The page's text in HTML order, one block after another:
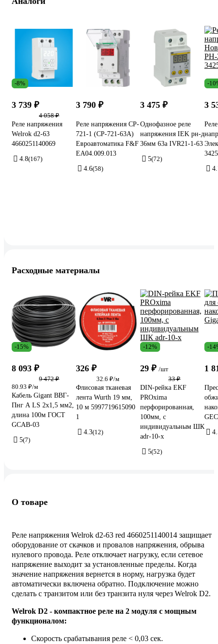
-8%
3 739 ₽
4 058 ₽
Реле напряжения
Welrok d2-63
4660251140069
4.8(167)
3 790 ₽
Реле напряжения CP-
721-1 (CP-721-63A)
Евроавтоматика F&F
EA04.009.013
4.6(58)
3 475 ₽
Однофазное реле
напряжения IEK рн-д
36мм 63а IVR21-1-63
5(72)
-
3
Расходные материалы
-15%
8 093 ₽
9 472 ₽
80.93 ₽/м
Кабель Gigant ВВГ-
Пнг А LS 2x1,5 мм2,
длина 100м ГОСТ
GCAB-03
5(7)
326 ₽
32.6 ₽/м
Флисовая тканевая
лента Wurth 19 мм,
10 м 5997719615090
1
4.3(12)
-12%
29 ₽ /шт
33 ₽
DIN-рейка EKF
PROxima
перфорированная,
100мм, с
индивидуальным ШК
adr-10-x
5(52)
-
1
О товаре
Реле напряжения Welrok d2-63 red 4660251140014 защищает
оборудование от скачков и провалов напряжения, обрыва
нулевого провода. Реле отключает нагрузку, если сетевое
напряжение выходит за установленные пределы. Когда
значение напряжения вернется в норму, нагрузка будет
автоматически включена обратно. Подключение можно
сделать с транзитом или без транзита нуля через Welrok D2.
Welrok D2 - компактное реле на 2 модуля с мощным
функционалом:
Скорость срабатывания реле < 0,03 сек.